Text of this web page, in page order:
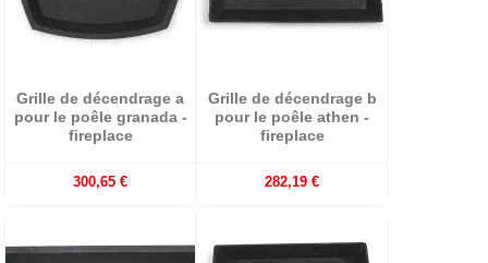
Grille de décendrage a
pour le poêle granada -
fireplace
300,65 €
Grille de décendrage b
pour le poêle athen -
fireplace
282,19 €